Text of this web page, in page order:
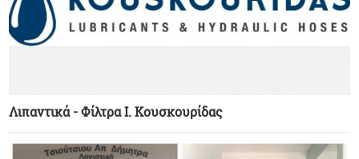
Λιπαντικά - Φίλτρα Ι. Κουσκουρίδας